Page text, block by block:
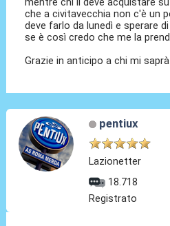
che a civitavecchia non c'è un
deve farlo da lunedì e sperare
se è così credo che me la
Grazie in anticipo a chi mi
pentiux
Lazionetter
18.718
Registrato